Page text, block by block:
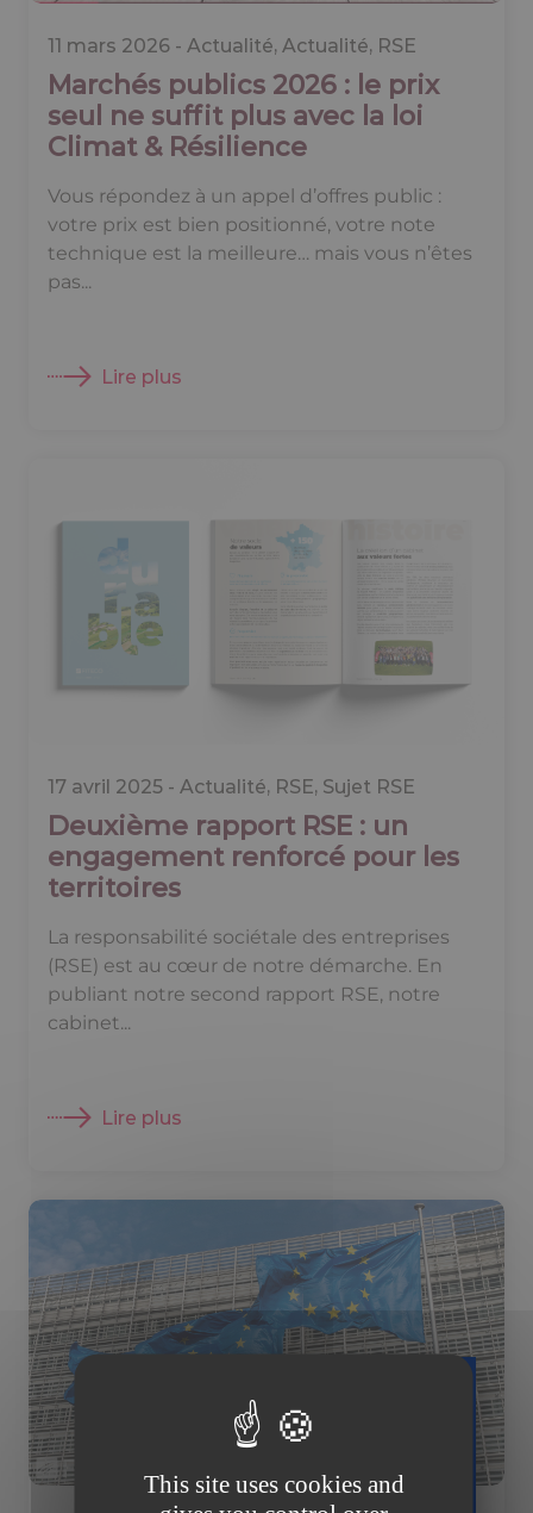
11 mars 2026 - Actualité, Actualité, RSE
Marchés publics 2026 : le prix
seul ne suffit plus avec la loi
Climat & Résilience
Vous répondez à un appel d’offres public :
votre prix est bien positionné, votre note
technique est la meilleure… mais vous n’êtes
pas...
Lire plus
17 avril 2025 - Actualité, RSE, Sujet RSE
Deuxième rapport RSE : un
engagement renforcé pour les
territoires
La responsabilité sociétale des entreprises
(RSE) est au cœur de notre démarche. En
publiant notre second rapport RSE, notre
cabinet...
Lire plus
This site uses cookies and
Téléchargez
votre guide